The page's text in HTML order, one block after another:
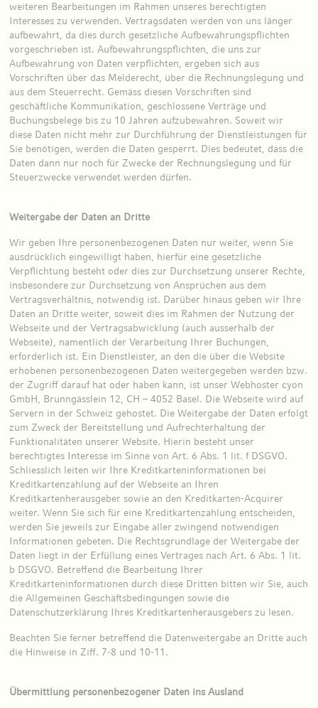
weiteren Bearbeitungen im Rahmen unseres berechtigten
Interesses zu verwenden. Vertragsdaten werden von uns länger
aufbewahrt, da dies durch gesetzliche Aufbewahrungspflichten
vorgeschrieben ist. Aufbewahrungspflichten, die uns zur
Aufbewahrung von Daten verpflichten, ergeben sich aus
Vorschriften über das Melderecht, über die Rechnungslegung und
aus dem Steuerrecht. Gemäss diesen Vorschriften sind
geschäftliche Kommunikation, geschlossene Verträge und
Buchungsbelege bis zu 10 Jahren aufzubewahren. Soweit wir
diese Daten nicht mehr zur Durchführung der Dienstleistungen für
Sie benötigen, werden die Daten gesperrt. Dies bedeutet, dass die
Daten dann nur noch für Zwecke der Rechnungslegung und für
Steuerzwecke verwendet werden dürfen.
Weitergabe der Daten an Dritte
Wir geben Ihre personenbezogenen Daten nur weiter, wenn Sie
ausdrücklich eingewilligt haben, hierfür eine gesetzliche
Verpflichtung besteht oder dies zur Durchsetzung unserer Rechte,
insbesondere zur Durchsetzung von Ansprüchen aus dem
Vertragsverhältnis, notwendig ist. Darüber hinaus geben wir Ihre
Daten an Dritte weiter, soweit dies im Rahmen der Nutzung der
Webseite und der Vertragsabwicklung (auch ausserhalb der
Webseite), namentlich der Verarbeitung Ihrer Buchungen,
erforderlich ist. Ein Dienstleister, an den die über die Website
erhobenen personenbezogenen Daten weitergegeben werden bzw.
der Zugriff darauf hat oder haben kann, ist unser Webhoster cyon
GmbH, Brunngässlein 12, CH – 4052 Basel. Die Webseite wird auf
Servern in der Schweiz gehostet. Die Weitergabe der Daten erfolgt
zum Zweck der Bereitstellung und Aufrechterhaltung der
Funktionalitäten unserer Website. Hierin besteht unser
berechtigtes Interesse im Sinne von Art. 6 Abs. 1 lit. f DSGVO.
Schliesslich leiten wir Ihre Kreditkarteninformationen bei
Kreditkartenzahlung auf der Webseite an Ihren
Kreditkartenherausgeber sowie an den Kreditkarten-Acquirer
weiter. Wenn Sie sich für eine Kreditkartenzahlung entscheiden,
werden Sie jeweils zur Eingabe aller zwingend notwendigen
Informationen gebeten. Die Rechtsgrundlage der Weitergabe der
Daten liegt in der Erfüllung eines Vertrages nach Art. 6 Abs. 1 lit.
b DSGVO. Betreffend die Bearbeitung Ihrer
Kreditkarteninformationen durch diese Dritten bitten wir Sie, auch
die Allgemeinen Geschäftsbedingungen sowie die
Datenschutzerklärung Ihres Kreditkartenherausgebers zu lesen.
Beachten Sie ferner betreffend die Datenweitergabe an Dritte auch
die Hinweise in Ziff. 7-8 und 10-11.
Übermittlung personenbezogener Daten ins Ausland